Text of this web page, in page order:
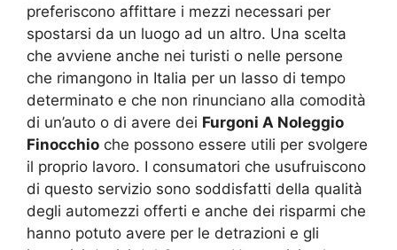
preferiscono affittare i mezzi necessari per
spostarsi da un luogo ad un altro. Una scelta
che avviene anche nei turisti o nelle persone
che rimangono in Italia per un lasso di tempo
determinato e che non rinunciano alla comodità
di un’auto o di avere dei Furgoni A Noleggio
Finocchio che possono essere utili per svolgere
il proprio lavoro. I consumatori che usufruiscono
di questo servizio sono soddisfatti della qualità
degli automezzi offerti e anche dei risparmi che
hanno potuto avere per le detrazioni e gli